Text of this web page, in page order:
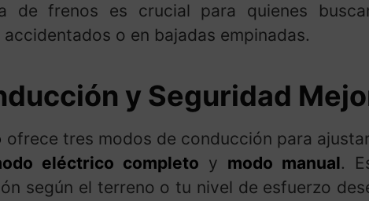
de frenos es crucial para quienes
o en bajadas empinadas.
y Seguridad
ofrece tres modos de conducción para
eléctrico completo y modo manual.
según el terreno o tu nivel de esfuerzo